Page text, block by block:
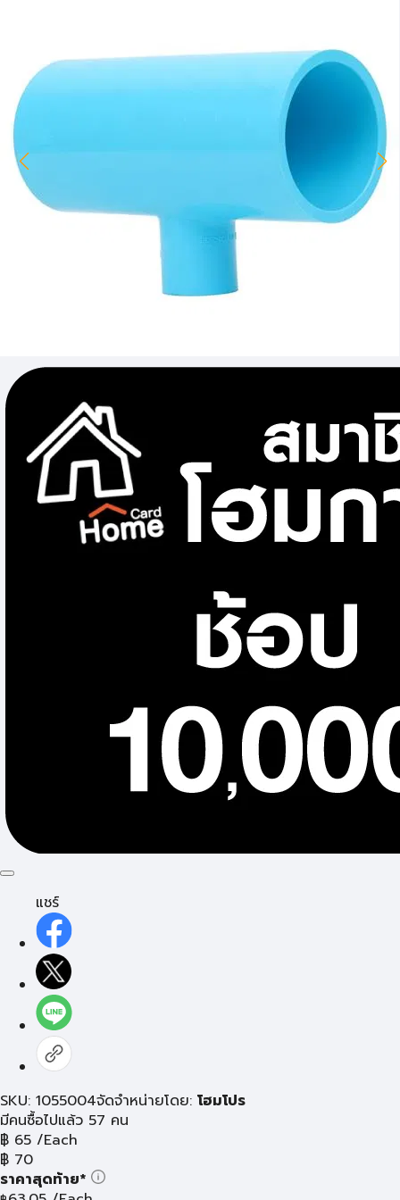
แชร์
SKU: 1055004จัดจำหน่ายโดย: โฮมโปร
มีคนซื้อไปแล้ว 57 คน
฿ 65 /Each
฿ 70
ราคาสุดท้าย*